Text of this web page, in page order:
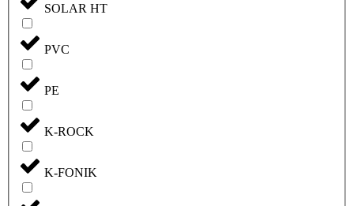
SOLAR HT
PVC
PE
K-ROCK
K-FONIK